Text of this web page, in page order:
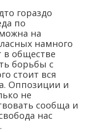
гораздо
по
на
намного
обществе
борьбы с
стоит вся
Оппозиции и
не
сообща и
нас